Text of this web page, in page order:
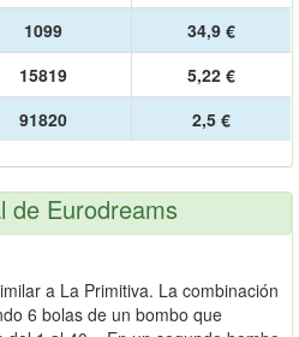
1099
34,9 €
15819
5,22 €
91820
2,5 €
de Eurodreams
a La Primitiva. La combinación
6 bolas de un bombo que